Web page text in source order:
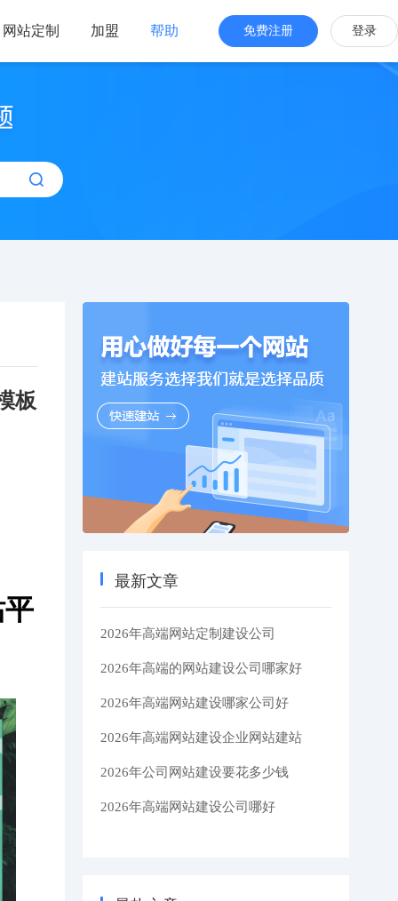
免费注册 登录
牌出海
新交互体验
网站定制 加盟 帮助
板
最新文章
2026年高端网站定制建设公司
2026年高端的网站建设公司哪家好
2026年高端网站建设哪家公司好
2026年高端网站建设企业网站建站
2026年公司网站建设要花多少钱
2026年高端网站建设公司哪好